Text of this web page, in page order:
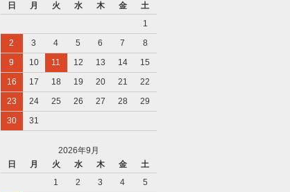
日
月 火 水 木 金
土
1
2
3 4 5 6 7
8
9
10 11 12 13 14
15
16
17 18 19 20 21
22
23
24 25 26 27 28
29
30
31
2026年9月
日
月 火 水 木 金
土
1
2 3 4
5